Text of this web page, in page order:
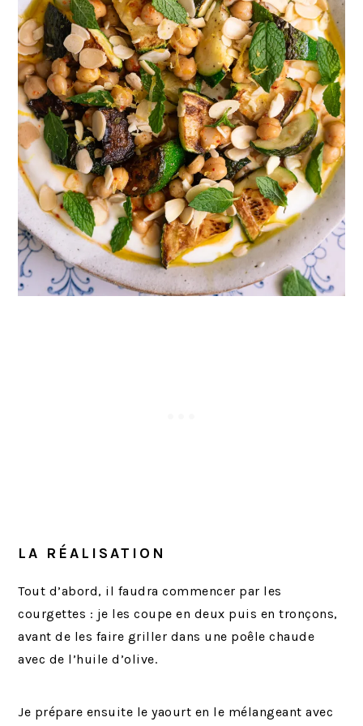
LA RÉALISATION
Tout d’abord, il faudra commencer par les
courgettes : je les coupe en deux puis en tronçons,
avant de les faire griller dans une poêle chaude
avec de l’huile d’olive.
Je prépare ensuite le yaourt en le mélangeant avec